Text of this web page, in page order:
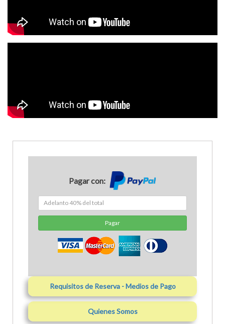
Pagar con:
Pagar
Requisitos de Reserva - Medios de Pago
Quienes Somos